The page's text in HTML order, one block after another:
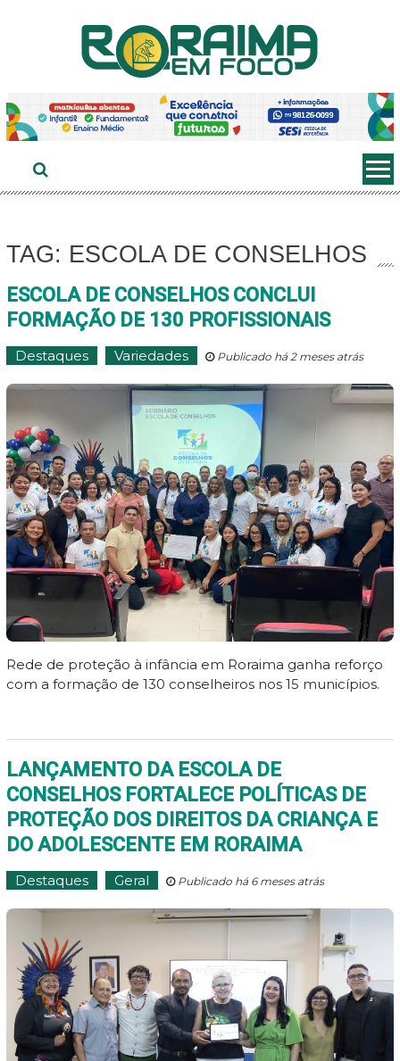
TAG: ESCOLA DE CONSELHOS
ESCOLA DE CONSELHOS CONCLUI
FORMAÇÃO DE 130 PROFISSIONAIS
Destaques Variedades Publicado há 2 meses atrás
Rede de proteção à infância em Roraima ganha reforço
com a formação de 130 conselheiros nos 15 municípios.
LANÇAMENTO DA ESCOLA DE
CONSELHOS FORTALECE POLÍTICAS DE
PROTEÇÃO DOS DIREITOS DA CRIANÇA E
DO ADOLESCENTE EM RORAIMA
Destaques Geral Publicado há 6 meses atrás